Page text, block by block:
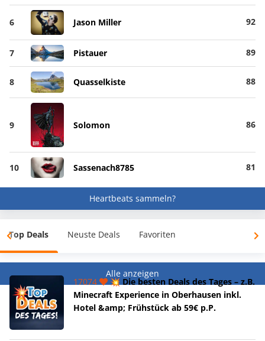
6 Jason Miller 92
7 Pistauer 89
8 Quasselkiste 88
9 Solomon 86
10 Sassenach8785 81
Heartbeats sammeln?
Top Deals Neuste Deals Favoriten
Alle anzeigen
17074
💥 Die besten Deals des Tages – z.B.
Minecraft Experience in Oberhausen inkl.
Hotel &amp; Frühstück ab 59€ p.P.